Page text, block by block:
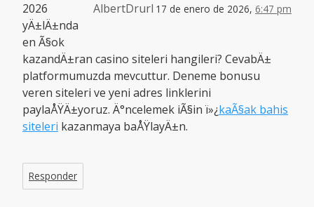
AlbertDrurl 17 de enero de 2026, 6:47 pm
2026
yÄ±lÄ±nda
en Ã§ok
kazandÄ±ran casino siteleri hangileri? CevabÄ±
platformumuzda mevcuttur. Deneme bonusu
veren siteleri ve yeni adres linklerini
paylaÅŸÄ±yoruz. Ä°ncelemek iÃ§in ï»¿kaÃ§ak bahis
siteleri kazanmaya baÅŸlayÄ±n.
Responder